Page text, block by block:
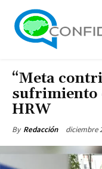
“Meta
sufrimiento
HRW
By Redacción diciembre